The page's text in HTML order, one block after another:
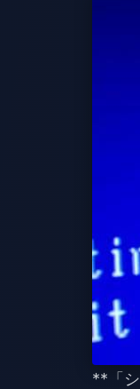
**「